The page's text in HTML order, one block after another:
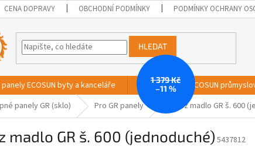
CENA DOPRAVY OBCHODNÍ PODMÍNKY PODMÍNKY OCHRANY
HLEDAT
ECOSUN byty a kanceláře Sálavé panely ECOSUN
panely GR (sklo) Pro GR panely Nerez madlo GR š. 600
madlo GR š. 600 (jednoduché) 5437812
1 379 Kč
–11 %